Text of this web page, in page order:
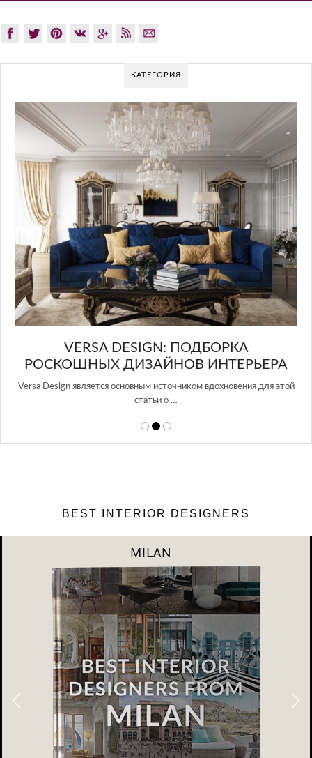
КАТЕГОРИЯ
для этой
GLAZOV DESIGN GROUP –
ПОДХОД К ДИЗАЙНУ
Glazov Design Group- это одна из лучших студий
в Росси…
BEST INTERIOR DESIGNERS
DUBAI